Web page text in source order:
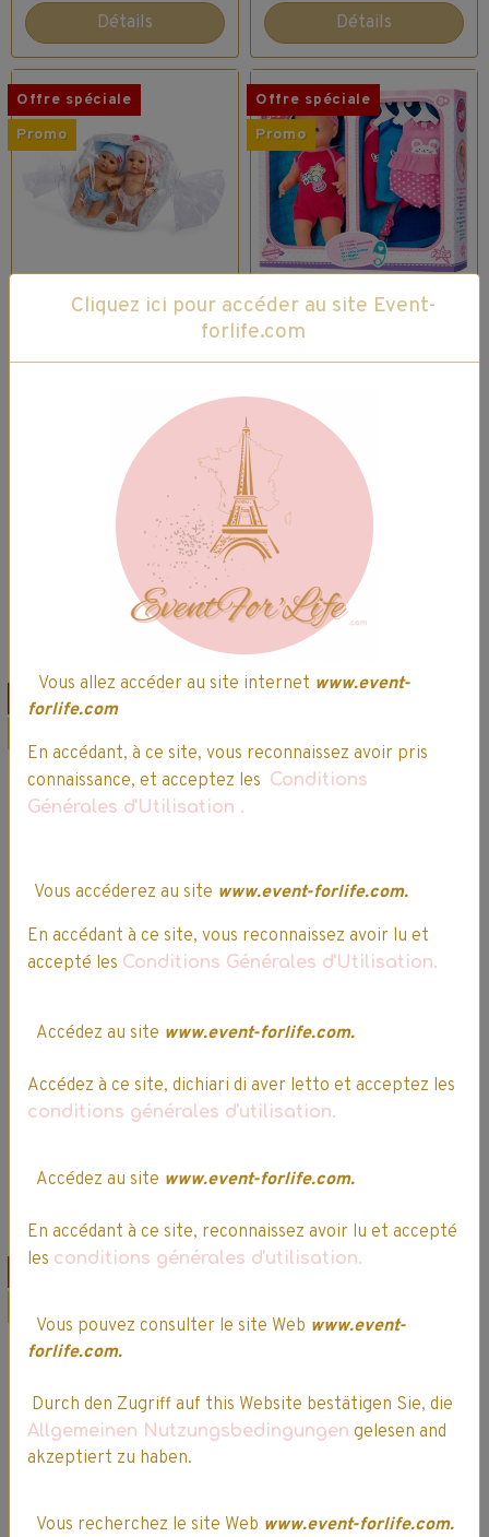
Détails Détails
Offre spéciale
Promo
Berjuan - Mes
Authentique
25,49€ TTC
Ajouter au panier
Détails
Offre spéciale
Promo
Coffret Poupon 38
24,99€
Ajouter au panier
Détails
Offre spéciale
- Falca - I love
19,99€ 16,99€ TTC
Mon Bébé Lapin
se brosse les
29,99€25,49€ TTC
Mon Bébé Câlin
Mon Bébé Chaton
Cliquez ici pour accéder au site Event-
forlife.com
Vous allez accéder au site internet www.event-
forlife.com
En accédant, à ce site, vous reconnaissez avoir pris
connaissance, et acceptez les Conditions
Générales d'Utilisation .
Vous accéderez au site www.event-forlife.com.
En accédant à ce site, vous reconnaissez avoir lu et
accepté les Conditions Générales d'Utilisation.
Accédez au site www.event-forlife.com.
Accédez à ce site, dichiari di aver letto et acceptez les
conditions générales d'utilisation.
Accédez au site www.event-forlife.com.
En accédant à ce site, reconnaissez avoir lu et accepté
les conditions générales d'utilisation.
Vous pouvez consulter le site Web www.event-
forlife.com.
Durch den Zugriff auf this Website bestätigen Sie, die
Allgemeinen Nutzungsbedingungen gelesen and
akzeptiert zu haben.
Vous recherchez le site Web www.event-forlife.com.